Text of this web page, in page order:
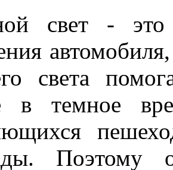
свет -
света
в темное
Поэтому